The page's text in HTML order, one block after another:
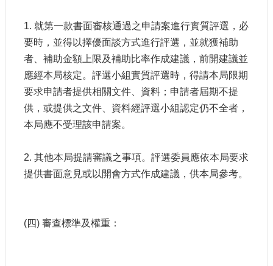
1. 就第一款書面審核通過之申請案進行實質評選，必
要時，並得以擇優面談方式進行評選，並就獲補助
者、補助金額上限及補助比率作成建議，前開建議並
應經本局核定。評選小組實質評選時，得請本局限期
要求申請者提供相關文件、資料；申請者屆期不提
供，或提供之文件、資料經評選小組認定仍不全者，
本局應不受理該申請案。
2. 其他本局提請審議之事項。評選委員應依本局要求
提供書面意見或以開會方式作成建議，供本局參考。
(四) 審查標準及權重：